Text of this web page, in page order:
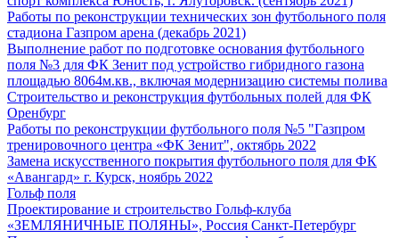
Работы по реконструкции технических зон футбольного поля
стадиона Газпром арена (декабрь 2021)
Выполнение работ по подготовке основания футбольного
поля №3 для ФК Зенит под устройство гибридного газона
площадью 8064м.кв., включая модернизацию системы полива
Строительство и реконструкция футбольных полей для ФК
Оренбург
Работы по реконструкции футбольного поля №5 "Газпром
тренировочного центра «ФК Зенит", октябрь 2022
Замена искусственного покрытия футбольного поля для ФК
«Авангард» г. Курск, ноябрь 2022
Гольф поля
Проектирование и строительство Гольф-клуба
«ЗЕМЛЯНИЧНЫЕ ПОЛЯНЫ», Россия Санкт-Петербург